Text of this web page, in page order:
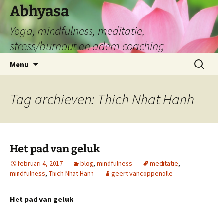
Abhyasa
Yoga, mindfulness, meditatie,
stress/burnout en adem coaching
Menu
inhoud
Zoeken
naar:
Tag archieven: Thich Nhat Hanh
Het pad van geluk
februari 4, 2017 blog, mindfulness meditatie,
mindfulness, Thich Nhat Hanh geert vancoppenolle
Het pad van geluk